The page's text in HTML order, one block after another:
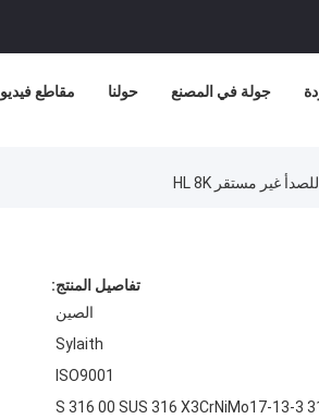
مقاطع فيديو حولنا جولة في المصنع
تفاصيل المنتج:
الصين
Sylaith
ISO9001
316 S 316 00